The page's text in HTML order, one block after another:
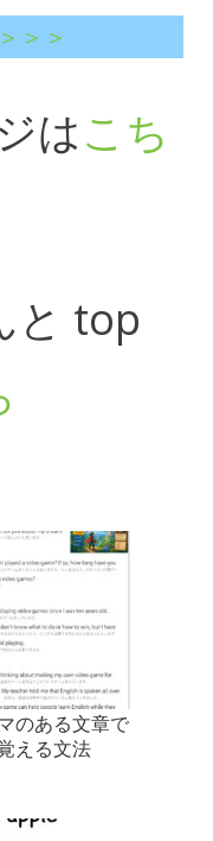
＞＞
はこち
と top
のある文章で
える文法